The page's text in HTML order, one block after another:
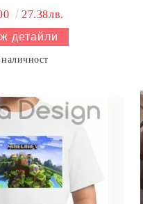
27.38лв.
детайли